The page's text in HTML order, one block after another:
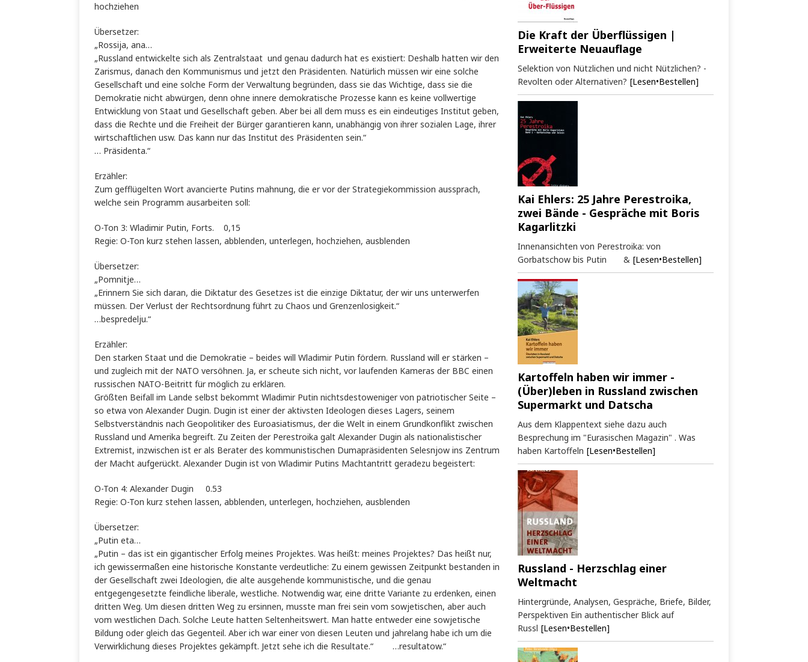
hochziehen
Übersetzer:
„Rossija, ana…
„Russland entwickelte sich als Zentralstaat und genau dadurch hat es existiert: Deshalb hatten wir den
Zarismus, danach den Kommunismus und jetzt den Präsidenten. Natürlich müssen wir eine solche
Gesellschaft und eine solche Form der Verwaltung begründen, dass sie das Wichtige, dass sie die
Demokratie nicht abwürgen, denn ohne innere demokratische Prozesse kann es keine vollwertige
Entwicklung von Staat und Gesellschaft geben. Aber bei all dem muss es ein eindeutiges Institut geben,
dass die Rechte und die Freiheit der Bürger garantieren kann, unabhängig von ihrer sozialen Lage, ihrer
wirtschaftlichen usw. Das kann nur das Institut des Präsidenten sein.“
… Präsidenta.“
Erzähler:
Zum gefflügelten Wort avancierte Putins mahnung, die er vor der Strategiekommission aussprach,
welche sein Programm ausarbeiten soll:
O-Ton 3: Wladimir Putin, Forts. 0,15
Regie: O-Ton kurz stehen lassen, abblenden, unterlegen, hochziehen, ausblenden
Übersetzer:
„Pomnitje…
„Erinnern Sie sich daran, die Diktatur des Gesetzes ist die einzige Diktatur, der wir uns unterwerfen
müssen. Der Verlust der Rechtsordnung führt zu Chaos und Grenzenlosigkeit.“
…bespredelju.“
Erzähler:
Den starken Staat und die Demokratie – beides will Wladimir Putin fördern. Russland will er stärken –
und zugleich mit der NATO versöhnen. Ja, er scheute sich nicht, vor laufenden Kameras der BBC einen
russischen NATO-Beitritt für möglich zu erklären.
Größten Beifall im Lande selbst bekommt Wladimir Putin nichtsdestoweniger von patriotischer Seite –
so etwa von Alexander Dugin. Dugin ist einer der aktivsten Ideologen dieses Lagers, seinem
Selbstverständnis nach Geopolitiker des Euroasiatismus, der die Welt in einem Grundkonflikt zwischen
Russland und Amerika begreift. Zu Zeiten der Perestroika galt Alexander Dugin als nationalistischer
Extremist, inzwischen ist er als Berater des kommunistischen Dumapräsidenten Selesnjow ins Zentrum
der Macht aufgerückt. Alexander Dugin ist von Wladimir Putins Machtantritt geradezu begeistert:
O-Ton 4: Alexander Dugin 0.53
Regie: O-Ton kurz stehen lassen, abblenden, unterlegen, hochziehen, ausblenden
Übersetzer:
„Putin eta…
„Putin – das ist ein gigantischer Erfolg meines Projektes. Was heißt: meines Projektes? Das heißt nur,
ich gewissermaßen eine historische Konstante verdeutliche: Zu einem gewissen Zeitpunkt bestanden in
der Gesellschaft zwei Ideologien, die alte ausgehende kommunistische, und die genau
entgegengesetzte feindliche liberale, westliche. Notwendig war, eine dritte Variante zu erdenken, einen
dritten Weg. Um diesen dritten Weg zu ersinnen, musste man frei sein vom sowjetischen, aber auch
vom westlichen Dach. Solche Leute hatten Seltenheitswert. Man hatte entweder eine sowjetische
Bildung oder gleich das Gegenteil. Aber ich war einer von diesen Leuten und jahrelang habe ich um die
Verwirklichung dieses Projektes gekämpft. Jetzt sehe ich die Resultate.“ …resultatow.“
Die Kraft der Überflüssigen |
Erweiterte Neuauflage
Selektion von Nützlichen und nicht Nützlichen? -
Revolten oder Alternativen? [Lesen•Bestellen]
Kai Ehlers: 25 Jahre Perestroika,
zwei Bände - Gespräche mit Boris
Kagarlitzki
Innenansichten von Perestroika: von
Gorbatschow bis Putin & [Lesen•Bestellen]
Kartoffeln haben wir immer -
(Über)leben in Russland zwischen
Supermarkt und Datscha
Aus dem Klappentext siehe dazu auch
Besprechung im "Eurasischen Magazin" . Was
haben Kartoffeln [Lesen•Bestellen]
Russland - Herzschlag einer
Weltmacht
Hintergründe, Analysen, Gespräche, Briefe, Bilder,
Perspektiven Ein authentischer Blick auf
Russl [Lesen•Bestellen]